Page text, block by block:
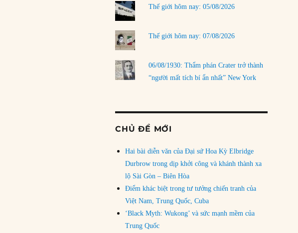
Thế giới hôm nay: 05/08/2026
Thế giới hôm nay: 07/08/2026
06/08/1930: Thẩm phán Crater trở thành
“người mất tích bí ẩn nhất” New York
CHỦ ĐỀ MỚI
Hai bài diễn văn của Đại sứ Hoa Kỳ Elbridge
Durbrow trong dịp khởi công và khánh thành xa
lộ Sài Gòn – Biên Hòa
Điểm khác biệt trong tư tưởng chiến tranh của
Việt Nam, Trung Quốc, Cuba
‘Black Myth: Wukong’ và sức mạnh mềm của
Trung Quốc